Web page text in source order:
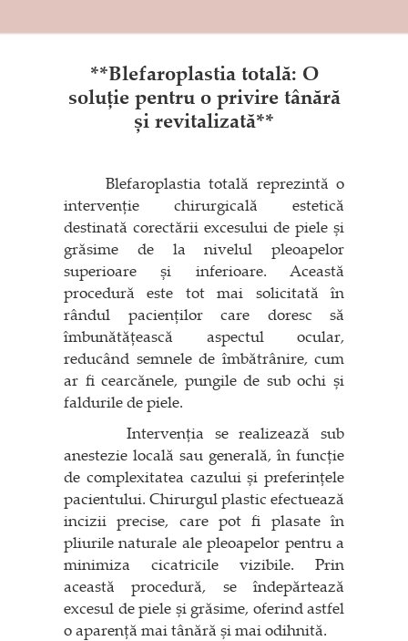
**Blefaroplastia totală: O
soluție pentru o privire tânără
și revitalizată**
Blefaroplastia totală reprezintă o
intervenție chirurgicală estetică
destinată corectării excesului de piele și
grăsime de la nivelul pleoapelor
superioare și inferioare. Această
procedură este tot mai solicitată în
rândul pacienților care doresc să
îmbunătățească aspectul ocular,
reducând semnele de îmbătrânire, cum
ar fi cearcănele, pungile de sub ochi și
faldurile de piele.
Intervenția se realizează sub
anestezie locală sau generală, în funcție
de complexitatea cazului și preferințele
pacientului. Chirurgul plastic efectuează
incizii precise, care pot fi plasate în
pliurile naturale ale pleoapelor pentru a
minimiza cicatricile vizibile. Prin
această procedură, se îndepărtează
excesul de piele și grăsime, oferind astfel
o aparență mai tânără și mai odihnită.